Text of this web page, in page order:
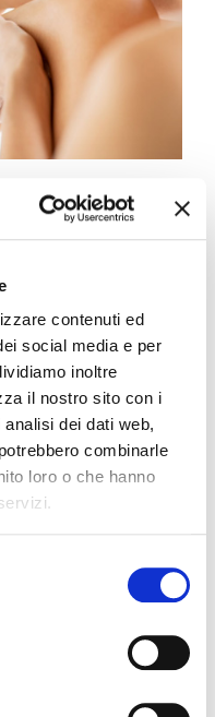
contenuti ed
social media e per
inoltre
il nostro sito con i
dei dati web,
combinarle
loro o che hanno
BRUCIA
In questo articolo
IL CORPO: COME